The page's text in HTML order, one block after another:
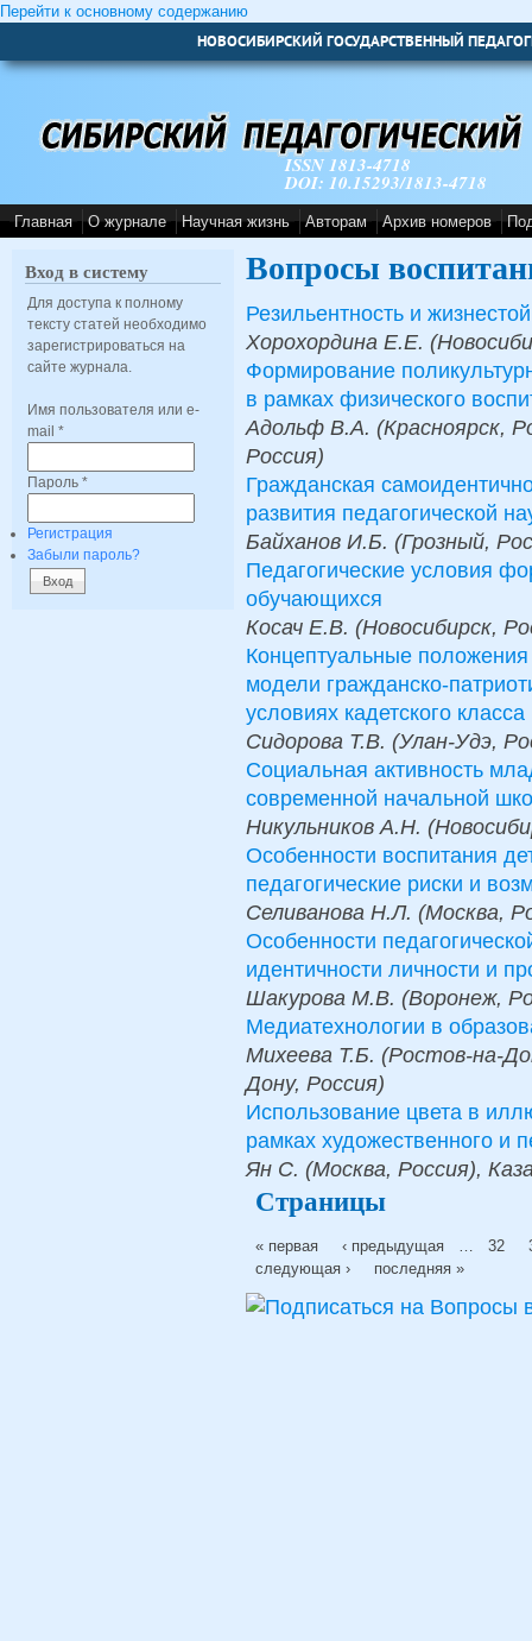
Перейти к основному содержанию
НОВОСИБИРСКИЙ ГОСУДАРСТВЕННЫЙ
ISSN 1813-4718
DOI: 10.15293/1813-4718
Главная О журнале Научная жизнь Авторам Архив номеров
Вход в систему
Для доступа к полному
тексту статей необходимо
зарегистрироваться на
сайте журнала.
Имя пользователя или e-
mail *
Пароль *
Регистрация
Забыли пароль?
Вопросы
Резильентность и
Хорохордина Е.Е.
Формирование
в рамках физического
Адольф В.А. (Красноярск,
Россия)
Гражданская
развития педагогической
Байханов И.Б. (Грозный,
Педагогические условия
обучающихся
Косач Е.В. (Новосибирск,
Концептуальные
модели гражданско-
условиях кадетского класса
Сидорова Т.В. (Улан-Удэ,
Социальная активность
современной начальной
Никульников А.Н.
Особенности воспитания
педагогические риски и
Селиванова Н.Л. (Москва,
Особенности
идентичности личности и
Шакурова М.В. (Воронеж,
Медиатехнологии в
Михеева Т.Б. (Ростов-на-
Дону, Россия)
Использование цвета в
рамках художественного и
Ян С. (Москва, Россия),
Страницы
« первая ‹ предыдущая … 32
следующая ›
последняя »